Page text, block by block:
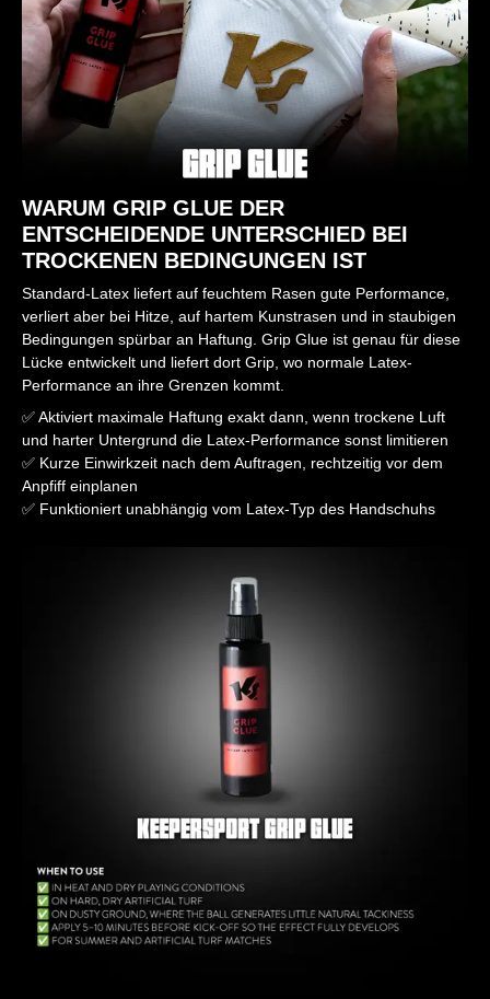
WARUM GRIP GLUE DER
ENTSCHEIDENDE UNTERSCHIED BEI
TROCKENEN BEDINGUNGEN IST
Standard-Latex liefert auf feuchtem Rasen gute Performance,
verliert aber bei Hitze, auf hartem Kunstrasen und in staubigen
Bedingungen spürbar an Haftung. Grip Glue ist genau für diese
Lücke entwickelt und liefert dort Grip, wo normale Latex-
Performance an ihre Grenzen kommt.
✅ Aktiviert maximale Haftung exakt dann, wenn trockene Luft
und harter Untergrund die Latex-Performance sonst limitieren
✅ Kurze Einwirkzeit nach dem Auftragen, rechtzeitig vor dem
Anpfiff einplanen
✅ Funktioniert unabhängig vom Latex-Typ des Handschuhs